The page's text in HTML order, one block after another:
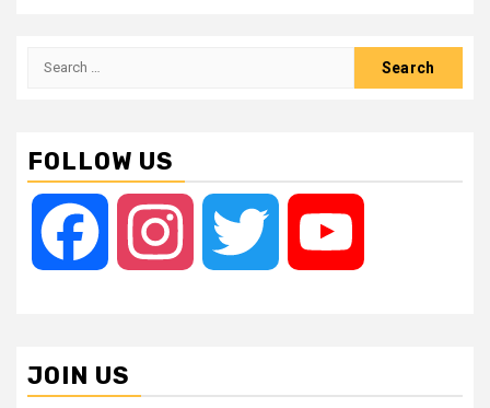
Search
FOLLOW US
Facebook Instagram Twitter
JOIN US